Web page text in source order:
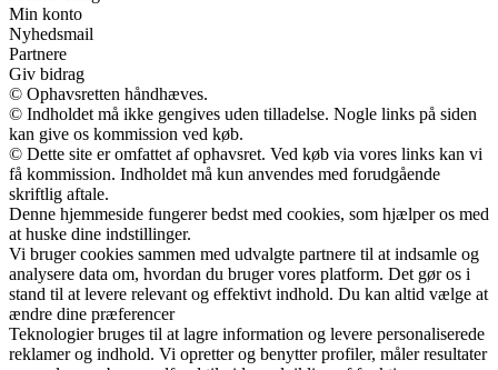
Min konto
Nyhedsmail
Partnere
Giv bidrag
© Ophavsretten håndhæves.
© Indholdet må ikke gengives uden tilladelse. Nogle links på siden
kan give os kommission ved køb.
© Dette site er omfattet af ophavsret. Ved køb via vores links kan vi
få kommission. Indholdet må kun anvendes med forudgående
skriftlig aftale.
Denne hjemmeside fungerer bedst med cookies, som hjælper os med
at huske dine indstillinger.
Vi bruger cookies sammen med udvalgte partnere til at indsamle og
analysere data om, hvordan du bruger vores platform. Det gør os i
stand til at levere relevant og effektivt indhold. Du kan altid vælge at
ændre dine præferencer
Teknologier bruges til at lagre information og levere personaliserede
reklamer og indhold. Vi opretter og benytter profiler, måler resultater